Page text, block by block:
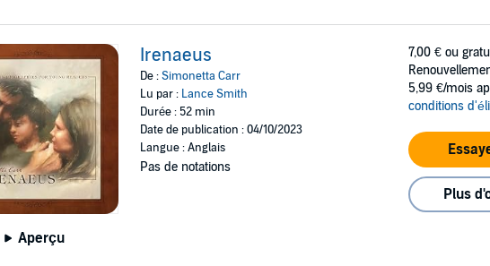
Aperçu
Irenaeus
De :Simonetta Carr
Lu par : Lance Smith
Durée : 52 min
Date de publication : 04/10/2023
Langue : Anglais
Pas de notations
7,00 € ou
5,99 €/mois
conditions
Plus